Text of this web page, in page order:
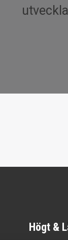
Högt &